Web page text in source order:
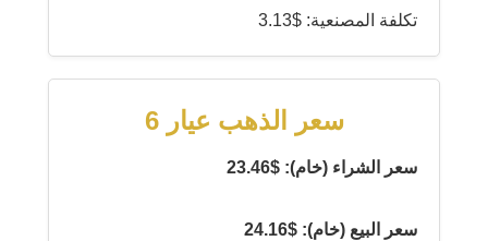
تكلفة المصنعية: $3.13
سعر الذهب عيار 6
سعر الشراء (خام): $23.46
سعر البيع (خام): $24.16